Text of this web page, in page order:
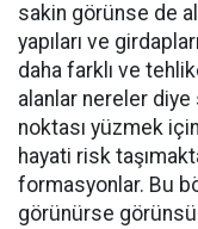
sakin görünse de
yapıları ve
daha farklı ve
alanlar nereler
noktası yüzmek
hayati risk
formasyonlar. Bu
görünürse